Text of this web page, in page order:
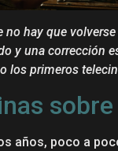
no hay que
y una corrección
los primeros
sobre
años, poco a